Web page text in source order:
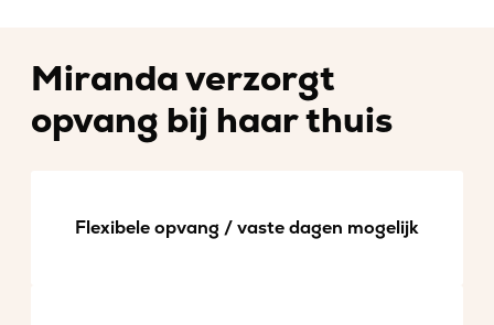
Miranda verzorgt
opvang bij haar thuis
Flexibele opvang / vaste dagen mogelijk